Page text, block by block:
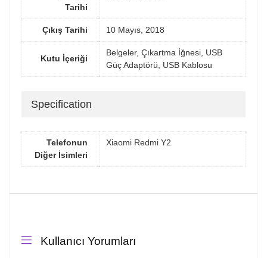
Tarihi
Çıkış Tarihi 10 Mayıs, 2018
Kutu İçeriği
Belgeler, Çıkartma İğnesi, USB
Güç Adaptörü, USB Kablosu
Specification
Telefonun
Diğer İsimleri
Xiaomi Redmi Y2
Kullanıcı Yorumları